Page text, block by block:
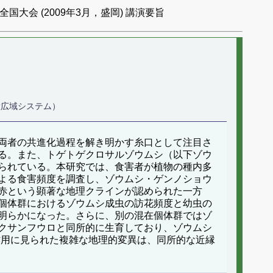
国大会 (2009年3月，盛岡) 講演要旨
域システム）
の共進化過程を解き明かす糸口として注目さ
また、トゲトゲクロサルゾウムシ（以下ゾウ
れている。本研究では、食害者が植物の種内多
食害頻度を調査し、ゾウムシ・ゲンノショウ
という顕著な地理クラインが認められた一方
体群におけるゾウムシ成虫の訪花頻度と幼虫の
らかになった。さらに、別の混在個体群ではゾ
サンフウロと同所的に生育しており、ゾウムシ
に見られた複雑な地理的変異は、同所的な近縁